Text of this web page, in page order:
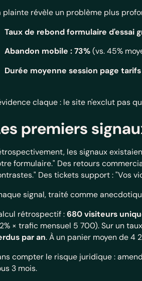
plainte révèle un problème plus
Taux de rebond formulaire d'essai
Abandon mobile : 73%(vs. 45%
Durée moyenne session page
claque : le site n'exclut pas
premiers
les signaux
formulaire." Des retours
Des tickets support : "Vos
signal, traité comme
rétrospectif :680 visiteurs
× trafic mensuel 5 700). Sur un
par an. À un panier moyen de 4
compter le risque juridique :
3 mois.